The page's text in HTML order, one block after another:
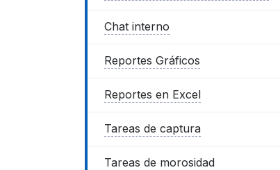
Chat interno
Reportes Gráficos
Reportes en Excel
Tareas de captura
Tareas de morosidad